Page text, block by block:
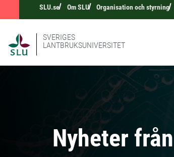
SLU.se Om SLU Organisation och styrning
SVERIGES
LANTBRUKSUNIVERSITET
Nyheter